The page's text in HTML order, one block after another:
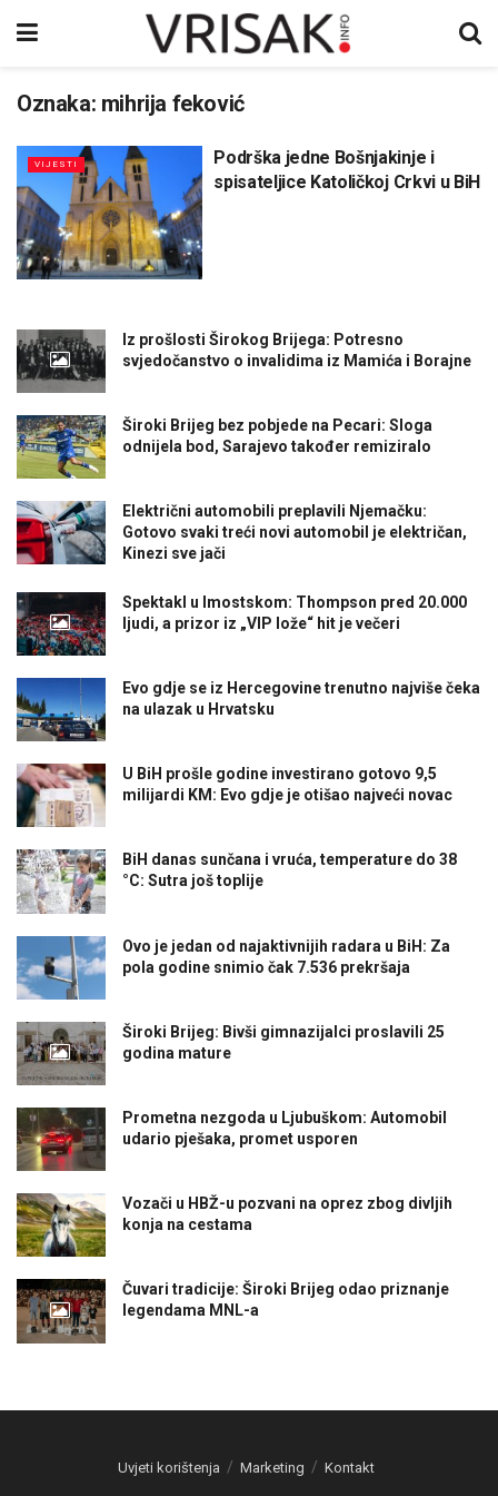
Oznaka: mihrija feković
VIJESTI
Podrška jedne Bošnjakinje i
spisateljice Katoličkoj Crkvi u BiH
Iz prošlosti Širokog Brijega: Potresno
svjedočanstvo o invalidima iz Mamića i Borajne
Široki Brijeg bez pobjede na Pecari: Sloga
odnijela bod, Sarajevo također remiziralo
Električni automobili preplavili Njemačku:
Gotovo svaki treći novi automobil je električan,
Kinezi sve jači
Spektakl u Imostskom: Thompson pred 20.000
ljudi, a prizor iz „VIP lože“ hit je večeri
Evo gdje se iz Hercegovine trenutno najviše čeka
na ulazak u Hrvatsku
U BiH prošle godine investirano gotovo 9,5
milijardi KM: Evo gdje je otišao najveći novac
BiH danas sunčana i vruća, temperature do 38
°C: Sutra još toplije
Ovo je jedan od najaktivnijih radara u BiH: Za
pola godine snimio čak 7.536 prekršaja
Široki Brijeg: Bivši gimnazijalci proslavili 25
godina mature
Prometna nezgoda u Ljubuškom: Automobil
udario pješaka, promet usporen
Vozači u HBŽ-u pozvani na oprez zbog divljih
konja na cestama
Čuvari tradicije: Široki Brijeg odao priznanje
legendama MNL-a
Uvjeti korištenja Marketing Kontakt